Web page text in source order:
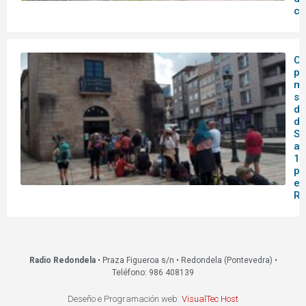
O
de
14
en
Radio Redondela• Praza Figueroa s/n • Redondela (Pontevedra) •
Teléfono: 986 408139
Deseño e Programación web: VisualTec Host